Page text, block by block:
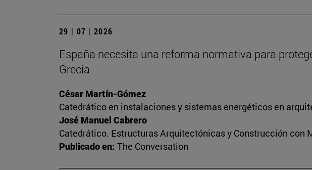
29 | 07 | 2026
España necesita una reforma normativa para
Grecia
César Martín-Gómez
Catedrático en instalaciones y sistemas energéticos en
José Manuel Cabrero
Catedrático. Estructuras Arquitectónicas y Construcción con
Publicado en: The Conversation